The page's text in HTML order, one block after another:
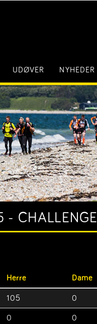
UDØVER NYHEDER
- CHALLENGE
Herre Dame
105 0
0 0